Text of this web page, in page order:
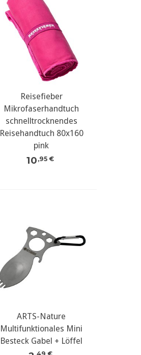
Reisefieber
Mikrofaserhandtuch
schnelltrocknendes
Reisehandtuch 80x160
pink
10 ,95 €
ARTS-Nature
Multifunktionales Mini
Besteck Gabel + Löffel